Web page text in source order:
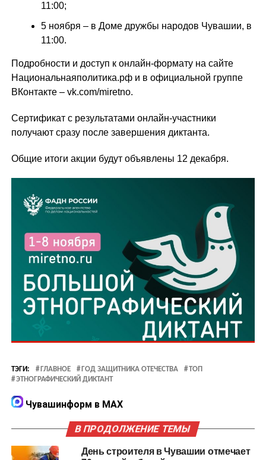
11:00;
5 ноября – в Доме дружбы народов Чувашии, в
11:00.
Подробности и доступ к онлайн-формату на сайте
Национальнаяполитика.рф и в официальной группе
ВКонтакте – vk.com/miretno.
Сертификат с результатами онлайн-участники
получают сразу после завершения диктанта.
Общие итоги акции будут объявлены 12 декабря.
ТЭГИ: ГЛАВНОЕ ГОД ЗАЩИТНИКА ОТЕЧЕСТВА
ТОП
ЭТНОГРАФИЧЕСКИЙ ДИКТАНТ
Чувашинформ в MAX
В ПРОДОЛЖЕНИЕ ТЕМЫ
День строителя в Чувашии отмечает